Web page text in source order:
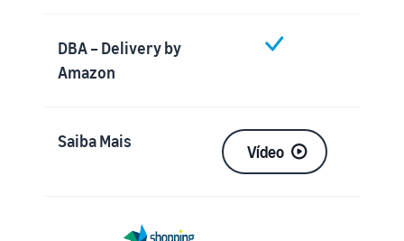
DBA – Delivery by
Amazon
Saiba Mais
Vídeo